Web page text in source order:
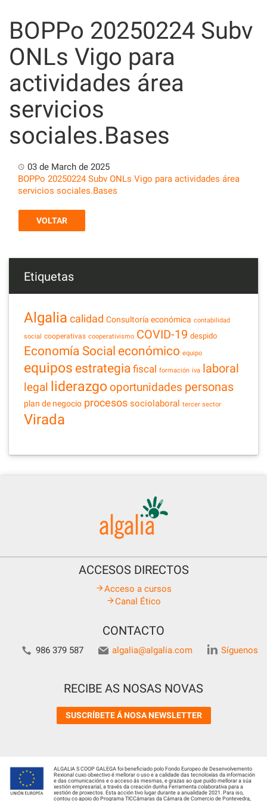
content
BOPPo 20250224 Subv
ONLs Vigo para
actividades área
servicios
sociales.Bases
03 de March de 2025
BOPPo 20250224 Subv ONLs Vigo para actividades área
servicios sociales.Bases
VOLTAR
Etiquetas
Algalia calidad Consultoría económica contabilidad
social cooperativas cooperativismo COVID-19 despido
Economía Social económico equipo
equipos estrategia fiscal formación iva laboral
legal liderazgo oportunidades personas
plan de negocio procesos sociolaboral tercer sector
Virada
ACCESOS DIRECTOS
Acceso a cursos
Canal Ético
CONTACTO
986 379 587 algalia@algalia.com Síguenos
RECIBE AS NOSAS NOVAS
SUSCRÍBETE Á NOSA NEWSLETTER
ALGALIA S COOP GALEGA foi beneficiado polo Fondo Europeo de Desenvolvemento
Rexional cuxo obxectivo é mellorar o uso e a calidade das tecnoloxías da información
e das comunicacións e o acceso ás mesmas, e grazas ao que puido mellorar a súa
xestión empresarial, a través da creación dunha Ferramenta colaborativa para a
xestión de proxectos. Esta acción tivo lugar durante a anualidade 2021. Para iso,
contou co apoio do Programa TICCámaras da Cámara de Comercio de Pontevedra,